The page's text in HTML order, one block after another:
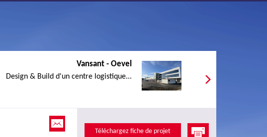
Vansant - Oevel
Design & Build d'un centre logistique...
Téléchargez fiche de projet